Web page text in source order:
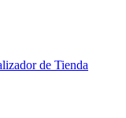
de Tienda